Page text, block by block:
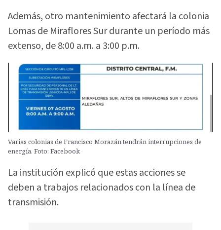
Además, otro mantenimiento afectará la colonia
Lomas de Miraflores Sur durante un período más
extenso, de 8:00 a.m. a 3:00 p.m.
Varias colonias de Francisco Morazán tendrán interrupciones de
energía. Foto: Facebook
La institución explicó que estas acciones se
deben a trabajos relacionados con la línea de
transmisión.